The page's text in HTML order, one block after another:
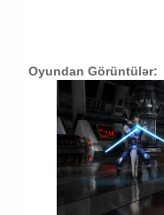
Oyundan Görüntülər: